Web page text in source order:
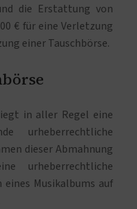
die Erstattung von
€ für eine Verletzung
einer Tauschbörse.
in aller Regel eine
urheberrechtliche
dieser Abmahnung
urheberrechtliche
Musikalbums auf